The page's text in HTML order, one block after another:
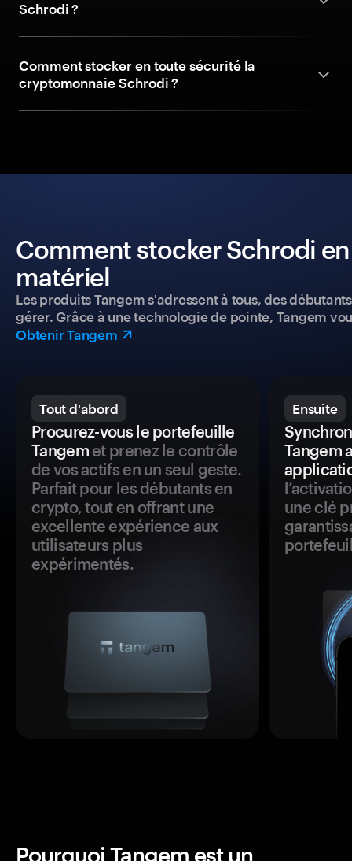
Schrodi ?
Comment stocker en toute sécurité la
cryptomonnaie Schrodi ?
Comment stocker Schrodi
matériel
Les produits Tangem s'adressent à tous, des
gérer. Grâce à une technologie de pointe, Tangem
Obtenir Tangem
Tout d'abord
Procurez-vous le portefeuille
Tangemet prenez le contrôle
de vos actifs en un seul geste.
Parfait pour les débutants en
crypto, tout en offrant une
excellente expérience aux
utilisateurs plus
expérimentés.
Ensuite
Tangem
une clé
Pourquoi Tangem est un